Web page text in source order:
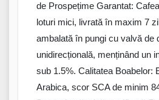
de Prospețime Garantat:
loturi mici, livrată în maxim 7
ambalată în pungi cu valvă de
unidirecțională, menținând un
sub 1.5%. Calitatea Boabelor:
Arabica, scor SCA de minim